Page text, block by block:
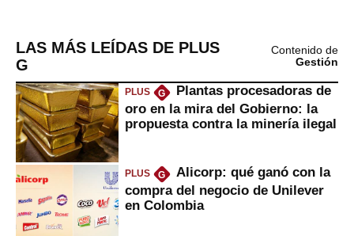
LAS MÁS LEÍDAS DE PLUS
G
Contenido de
Gestión
PLUS G
Plantas procesadoras de
oro en la mira del Gobierno: la
propuesta contra la minería ilegal
PLUS G
Alicorp: qué ganó con la
compra del negocio de Unilever
en Colombia